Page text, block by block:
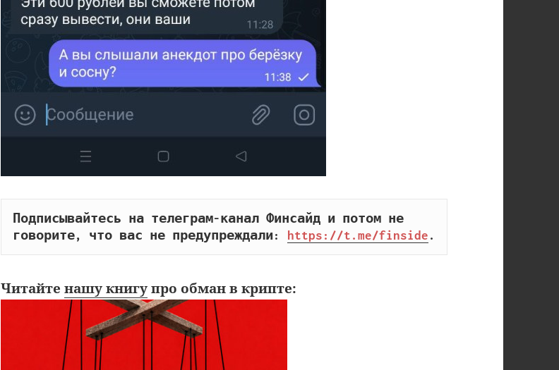
Подписывайтесь на телеграм-канал Финсайд и потом не
говорите, что вас не предупреждали:
https://t.me/finside .
Читайтенашу книгупро обман в крипте: